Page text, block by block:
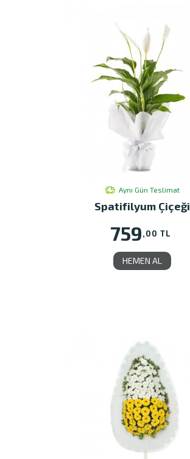
Aynı Gün Teslimat
Spatifilyum Çiçeği
759,00 TL
HEMEN AL